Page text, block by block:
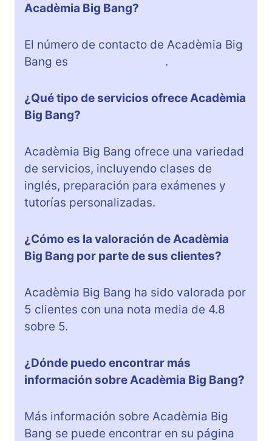
Acadèmia Big Bang?
El número de contacto de Acadèmia Big
Bang es
.
¿Qué tipo de servicios ofrece Acadèmia
Big Bang?
Acadèmia Big Bang ofrece una variedad
de servicios, incluyendo clases de
inglés, preparación para exámenes y
tutorías personalizadas.
¿Cómo es la valoración de Acadèmia
Big Bang por parte de sus clientes?
Acadèmia Big Bang ha sido valorada por
5 clientes con una nota media de 4.8
sobre 5.
¿Dónde puedo encontrar más
información sobre Acadèmia Big Bang?
Más información sobre Acadèmia Big
Bang se puede encontrar en su página